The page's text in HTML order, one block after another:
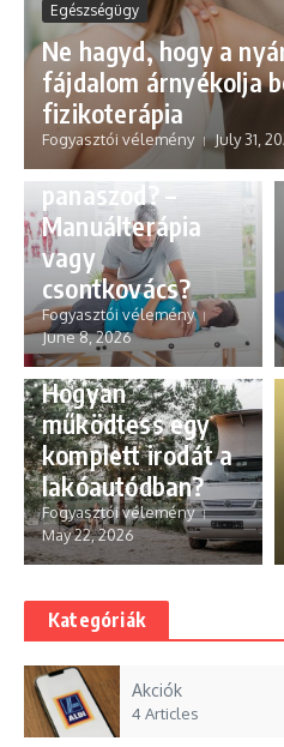
Egészségügy
Ne hagyd, hogy a
fájdalom árnyékolja
fizikoterápia
Fogyasztói vélemény July 31,
Egészségügy
Jó kezekben van
a mozgásszervi
panaszod? –
Manuálterápia
vagy
csontkovács?
Fogyasztói vélemény
June 8, 2026
Utazás
Digitális
nomádok a
vadonban:
Hogyan
működtess egy
komplett irodát a
lakóautódban?
Fogyasztói vélemény
May 22, 2026
Kategóriák
Akciók
4 Articles